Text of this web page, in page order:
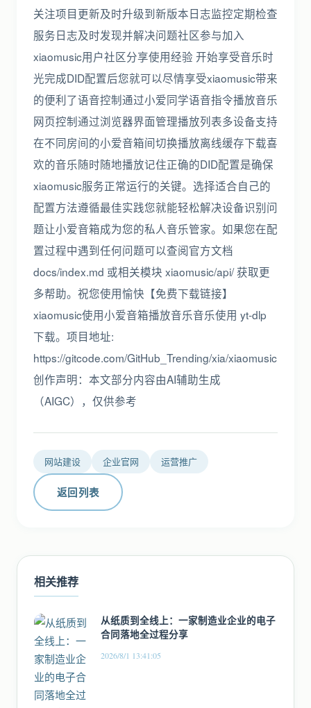
关注项目更新及时升级到新版本日志监控定期检查
服务日志及时发现并解决问题社区参与加入
xiaomusic用户社区分享使用经验 开始享受音乐时
光完成DID配置后您就可以尽情享受xiaomusic带来
的便利了语音控制通过小爱同学语音指令播放音乐
网页控制通过浏览器界面管理播放列表多设备支持
在不同房间的小爱音箱间切换播放离线缓存下载喜
欢的音乐随时随地播放记住正确的DID配置是确保
xiaomusic服务正常运行的关键。选择适合自己的
配置方法遵循最佳实践您就能轻松解决设备识别问
题让小爱音箱成为您的私人音乐管家。如果您在配
置过程中遇到任何问题可以查阅官方文档
docs/index.md 或相关模块 xiaomusic/api/ 获取更
多帮助。祝您使用愉快【免费下载链接】
xiaomusic使用小爱音箱播放音乐音乐使用 yt-dlp
下载。项目地址:
https://gitcode.com/GitHub_Trending/xia/xiaomusic
创作声明：本文部分内容由AI辅助生成
（AIGC），仅供参考
网站建设 企业官网 运营推广
返回列表
相关推荐
从纸质到全线上：一家制造业企业的电子
合同落地全过程分享
2026/8/1 13:41:05